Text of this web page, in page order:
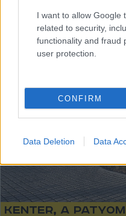
I want to allow Google
related to security,
functionality and fraud
user protection.
CONFIRM
Data Deletion Data
Kenter, a